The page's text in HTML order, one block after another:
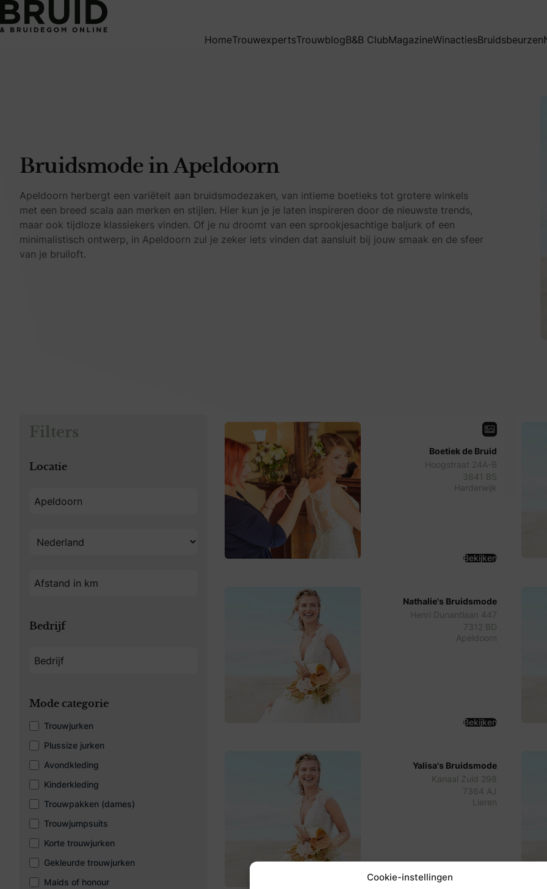
Cookie-instellingen
HomeTrouwexpertsTrouwblogB&B ClubMagazineWinactiesBruidsbeurzen
Bruidsmode in Apeldoorn
Apeldoorn herbergt een variëteit aan bruidsmodezaken, van intieme boetieks tot grotere winkels
met een breed scala aan merken en stijlen. Hier kun je je laten inspireren door de nieuwste trends,
maar ook tijdloze klassiekers vinden. Of je nu droomt van een sprookjesachtige baljurk of een
minimalistisch ontwerp, in Apeldoorn zul je zeker iets vinden dat aansluit bij jouw smaak en de sfeer
van je bruiloft.
Filters
Locatie
Bedrijf
Mode categorie
Trouwjurken
Plussize jurken
Avondkleding
Kinderkleding
Trouwpakken (dames)
Trouwjumpsuits
Korte trouwjurken
Gekleurde trouwjurken
Maids of honour
Boetiek de Bruid
Hoogstraat 24A-B
3841 BS
Harderwijk
Bekijken
Nathalie's Bruidsmode
Henri Dunantlaan 447
7312 BD
Apeldoorn
Bekijken
Yalisa's Bruidsmode
Kanaal Zuid 298
7364 AJ
Lieren